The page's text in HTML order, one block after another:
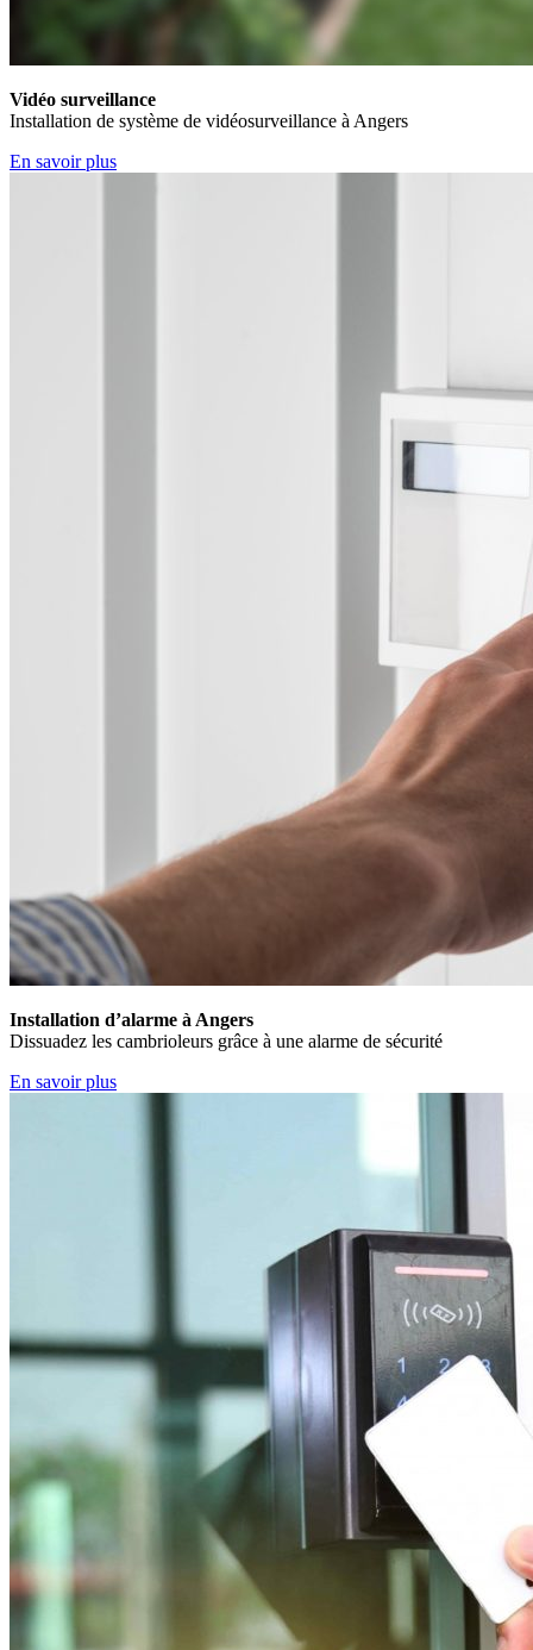
Vidéo surveillance
Installation de système de vidéosurveillance à Angers
En savoir plus
Installation d’alarme à Angers
Dissuadez les cambrioleurs grâce à une alarme de sécurité
En savoir plus